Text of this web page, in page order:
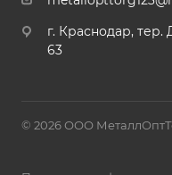
г. Краснодар, тер.
63
© 2026 ООО